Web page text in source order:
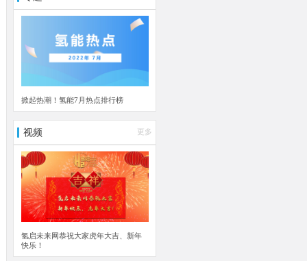
掀起热潮！氢能7月热点排行榜
视频 更多
氢启未来网恭祝大家虎年大吉、新年
快乐！